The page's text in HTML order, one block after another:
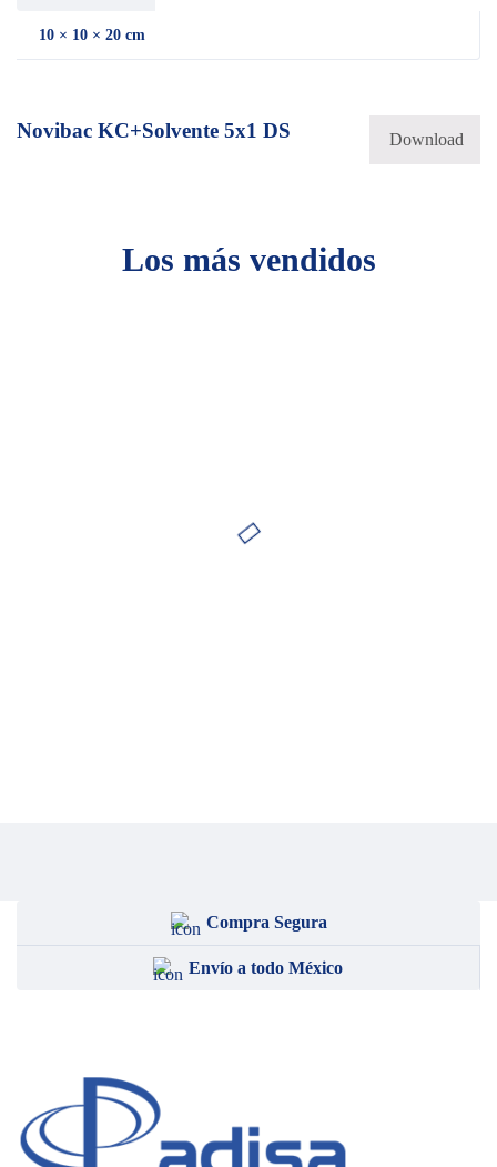
10 × 10 × 20 cm
Novibac KC+Solvente 5x1 DS Download
Los más vendidos
Compra Segura
Envío a todo México